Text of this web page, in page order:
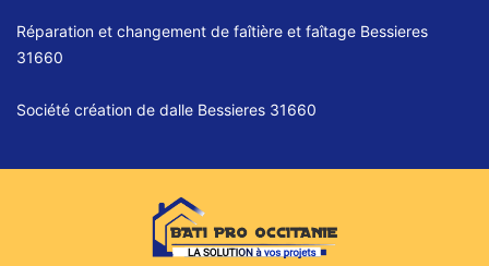
Réparation et changement de faîtière et faîtage Bessieres
31660
Société création de dalle Bessieres 31660